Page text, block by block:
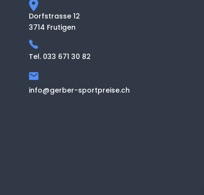
Dorfstrasse 12
3714 Frutigen
Tel. 033 671 30 82
info@gerber-sportpreise.ch